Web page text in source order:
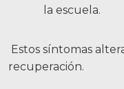
la escuela.
Estos síntomas
recuperación.